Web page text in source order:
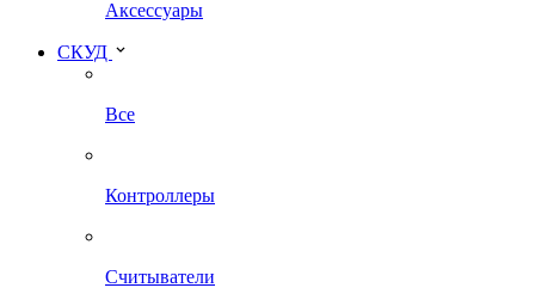
Аксессуары
СКУД
Все
Контроллеры
Считыватели